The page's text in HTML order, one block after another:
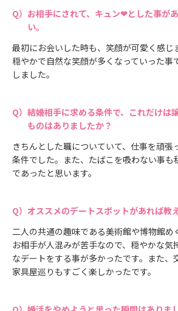
お相手にされて、キュン❤とした事が
い。
最初にお会いした時も、笑顔が可愛く感じ
穏やかで自然な笑顔が多くなっていった事
しました。
結婚相手に求める条件で、これだけは
ものはありましたか？
きちんとした職についていて、仕事を頑張
条件でした。また、たばこを吸わない事も
であったと思います。
オススメのデートスポットがあれば教
二人の共通の趣味である美術館や博物館め
お相手が人混みが苦手なので、穏やかな気
なデートをする事が多かったです。また、
家具屋巡りもすごく楽しかったです。